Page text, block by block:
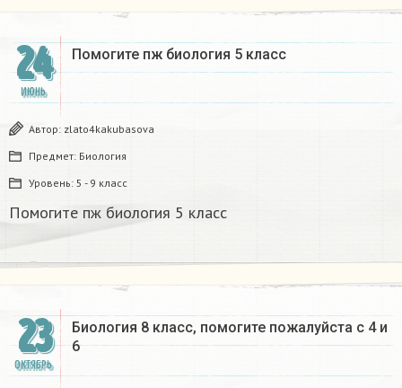
24
ИЮНЬ
Помогите пж биология 5 класс
Автор: zlato4kakubasova
Предмет: Биология
Уровень: 5 - 9 класс
Помогите пж биология 5 класс
23
ОКТЯБРЬ
Биология 8 класс, помогите пожалуйста с 4 и
6 ​